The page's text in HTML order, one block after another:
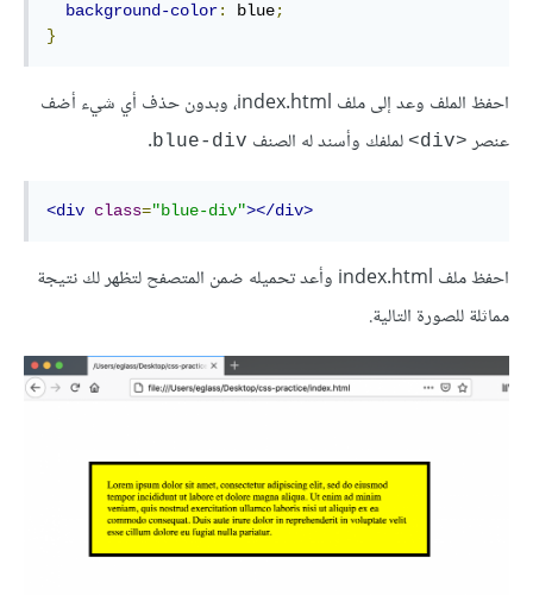
background-color: blue;
}
احفظ الملف وعد إلى ملف index.html، وبدون حذف أي شيء أضف
عنصر <div> لملفك وأسند له الصنف blue-div
.
<div class="blue-div"></div>
احفظ ملف index.html وأعد تحميله ضمن المتصفح لتظهر لك نتيجة
مماثلة للصورة التالية.